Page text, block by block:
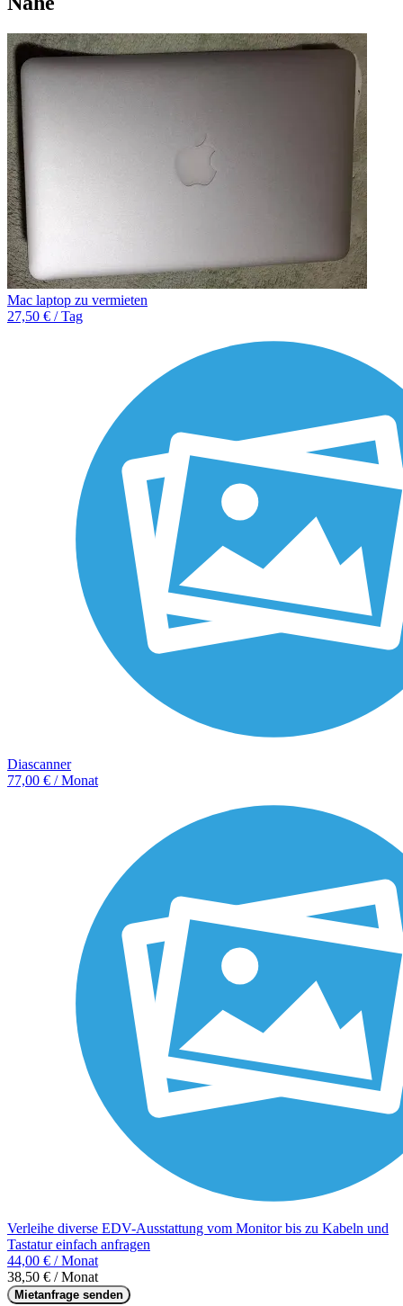
Mac laptop zu vermieten
27,50 € / Tag
Diascanner
77,00 € / Monat
Verleihe diverse EDV-Ausstattung vom Monitor bis zu Kabeln und
Tastatur einfach anfragen
44,00 € / Monat
38,50 € / Monat
Mietanfrage senden